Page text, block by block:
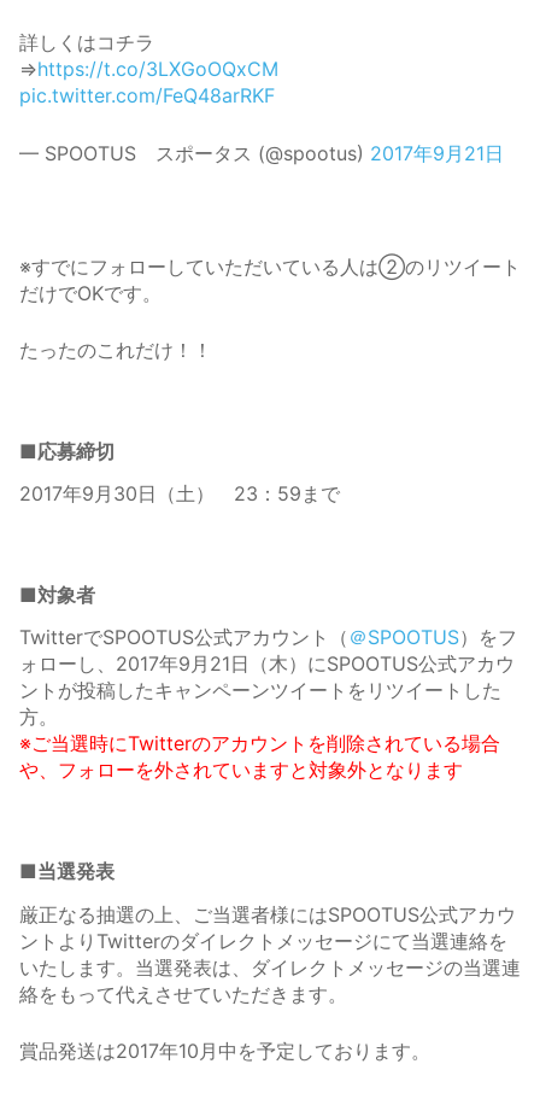
詳しくはコチラ
⇒https://t.co/3LXGoOQxCM
pic.twitter.com/FeQ48arRKF
— SPOOTUS スポータス (@spootus) 2017年9月21日
※すでにフォローしていただいている人は②のリツイート
だけでOKです。
たったのこれだけ！！
■応募締切
2017年9月30日（土） 23：59まで
■対象者
TwitterでSPOOTUS公式アカウント（ ＠SPOOTUS）をフ
ォローし、2017年9月21日（木）にSPOOTUS公式アカウ
ントが投稿したキャンペーンツイートをリツイートした
方。
※ご当選時にTwitterのアカウントを削除されている場合
や、フォローを外されていますと対象外となります
■当選発表
厳正なる抽選の上、ご当選者様にはSPOOTUS公式アカウ
ントよりTwitterのダイレクトメッセージにて当選連絡を
いたします。当選発表は、ダイレクトメッセージの当選連
絡をもって代えさせていただきます。
賞品発送は2017年10月中を予定しております。